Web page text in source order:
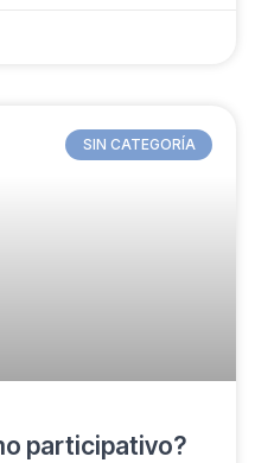
SIN CATEGORÍA
participativo?